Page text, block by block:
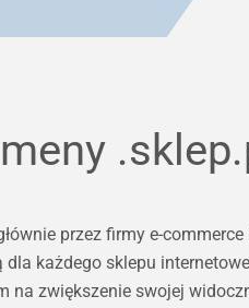
przez firmy e-
dla każdego sklepu
zwiększenie swojej